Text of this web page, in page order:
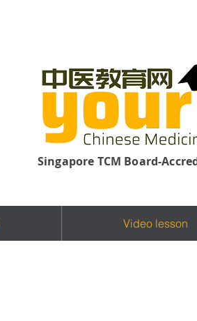
Singapore TCM Board-
Video lesson